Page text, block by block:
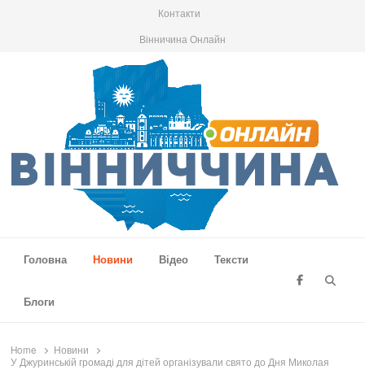
Контакти
Вінничина Онлайн
Головна
Новини Відео Тексти
Блоги
Home
Новини
У Джуринській громаді для дітей організували свято до Дня Миколая